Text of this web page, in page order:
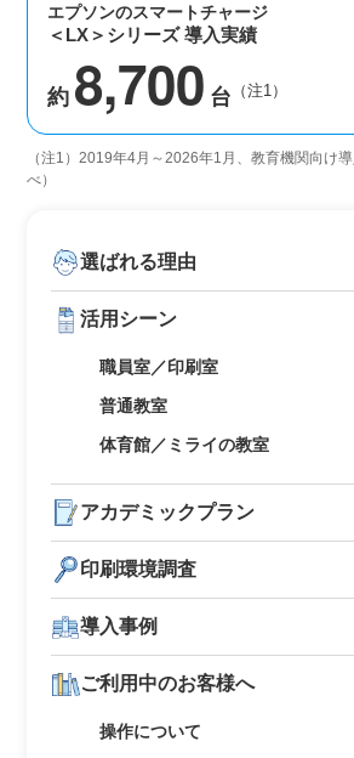
エプソンのスマートチャージ
＜LX＞シリーズ 導入実績
約 8,700 台 （注1）
（注1）2019年4月～2026年1月、教育機関向け
べ）
選ばれる理由
活用シーン
職員室／印刷室
普通教室
体育館／ミライの教室
アカデミックプラン
印刷環境調査
導入事例
ご利用中のお客様へ
操作について